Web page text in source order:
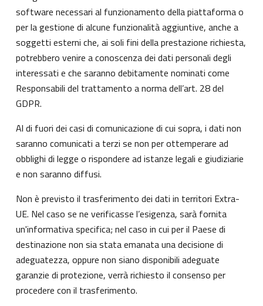
software necessari al funzionamento della piattaforma o
per la gestione di alcune funzionalità aggiuntive, anche a
soggetti esterni che, ai soli fini della prestazione richiesta,
potrebbero venire a conoscenza dei dati personali degli
interessati e che saranno debitamente nominati come
Responsabili del trattamento a norma dell’art. 28 del
GDPR.
Al di fuori dei casi di comunicazione di cui sopra, i dati non
saranno comunicati a terzi se non per ottemperare ad
obblighi di legge o rispondere ad istanze legali e giudiziarie
e non saranno diffusi.
Non è previsto il trasferimento dei dati in territori Extra-
UE. Nel caso se ne verificasse l’esigenza, sarà fornita
un'informativa specifica; nel caso in cui per il Paese di
destinazione non sia stata emanata una decisione di
adeguatezza, oppure non siano disponibili adeguate
garanzie di protezione, verrà richiesto il consenso per
procedere con il trasferimento.